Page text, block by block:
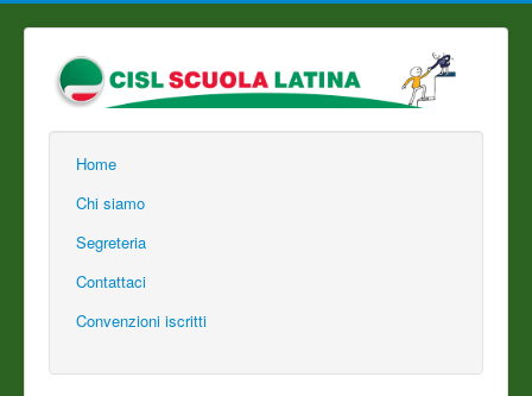
Home
Chi siamo
Segreteria
Contattaci
Convenzioni iscritti